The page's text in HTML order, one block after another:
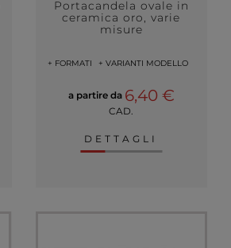
Portacandela ovale in
ceramica oro, varie
misure
+ FORMATI + VARIANTI MODELLO
a partire da 6,40 €
CAD.
DETTAGLI